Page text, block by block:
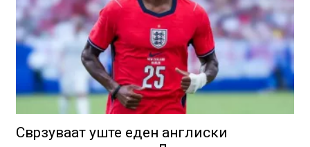
Сврзуваат уште еден англиски